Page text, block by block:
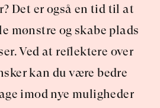
Det er også en tid til at
mønstre og skabe plads
Ved at reflektere over
kan du være bedre
imod nye muligheder